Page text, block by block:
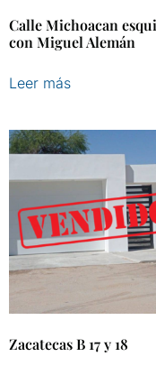
Calle Michoacan
con Miguel Alemán
Leer más
Zacatecas B 17 y 18